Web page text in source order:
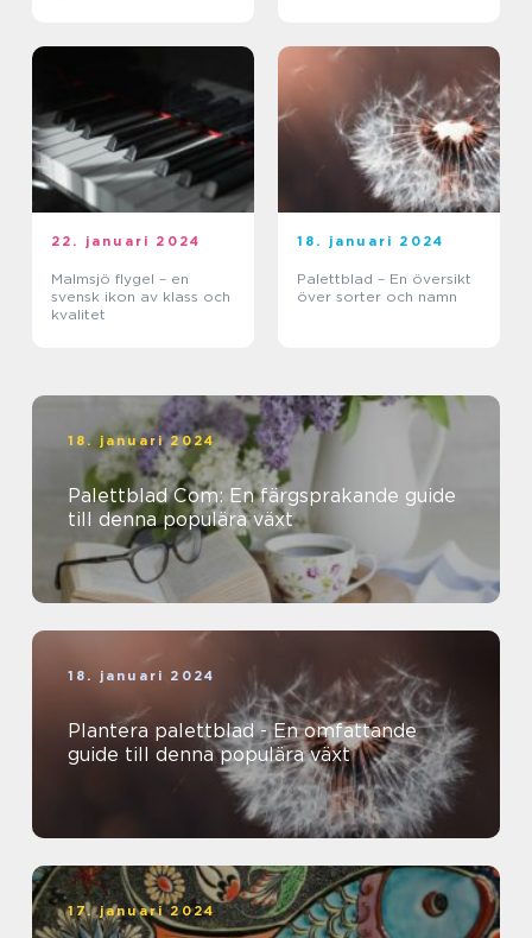
22. januari 2024
Malmsjö flygel – en
svensk ikon av klass och
kvalitet
18. januari 2024
Palettblad – En översikt
över sorter och namn
18. januari 2024
Palettblad Com: En färgsprakande guide
till denna populära växt
18. januari 2024
Plantera palettblad - En omfattande
guide till denna populära växt
17. januari 2024